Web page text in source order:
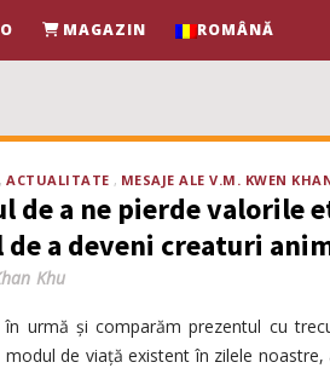
MAGAZIN ROMÂNĂ
ACTUALITATE MESAJE ALE V.M. KWEN
de a ne pierde valorile
de a deveni creaturi
Khu
în urmă și comparăm prezentul cu
modul de viață existent în zilele